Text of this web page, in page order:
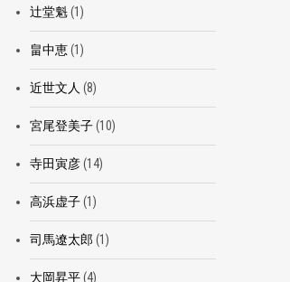
辻堂魁(1)
畠中恵(1)
近世文人 (8)
宮尾登美子(10)
寺田寅彦(14)
高浜虚子(1)
司馬遼太郎 (1)
大岡昇平(4)